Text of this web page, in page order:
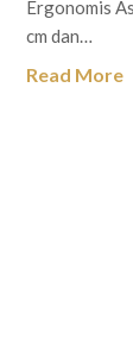
Ergonomis
cm dan…
Read More